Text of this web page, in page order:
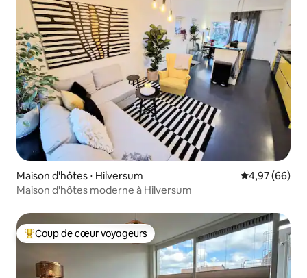
Maison d'hôtes ⋅ Hilversum Évaluation
4,97 (66)
Maison d'hôtes moderne à Hilversum
Coups de cœur voyageurs les plus appréciés
Coup de cœur voyageurs